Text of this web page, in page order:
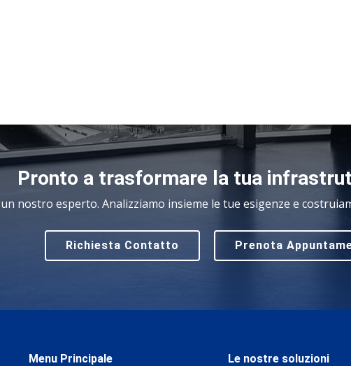
Pronto a trasformare la tua
nostro esperto. Analizziamo insieme le tue esigenze e
Richiesta Contatto Prenota
Menu Principale
Le nostre soluzioni